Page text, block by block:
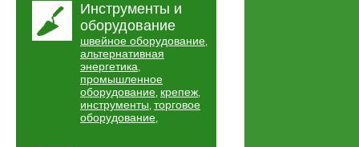
Инструменты и
оборудование
швейное оборудование,
альтернативная
энергетика,
промышленное
оборудование, крепеж,
инструменты, торговое
оборудование,